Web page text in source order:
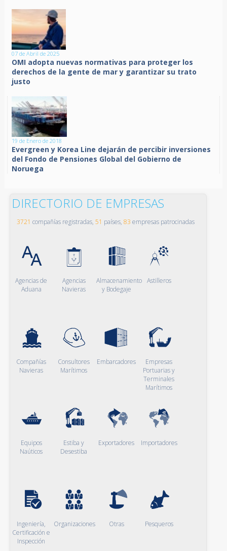
07 de Abril de 2025
OMI adopta nuevas normativas para proteger los
derechos de la gente de mar y garantizar su trato
justo
19 de Enero de 2018
Evergreen y Korea Line dejarán de percibir inversiones
del Fondo de Pensiones Global del Gobierno de
Noruega
DIRECTORIO DE EMPRESAS
3721 compañías registradas, 51 países, 83 empresas patrocinadas
Agencias de
Aduana
Agencias
Navieras
Almacenamiento
y Bodegaje
Astilleros
Compañías
Navieras
Consultores
Marítimos
Embarcadores
Empresas
Portuarias y
Terminales
Marítimos
Equipos
Naúticos
Estiba y
Desestiba
Exportadores Importadores
Ingeniería,
Certificación e
Inspección
Organizaciones Otras Pesqueros